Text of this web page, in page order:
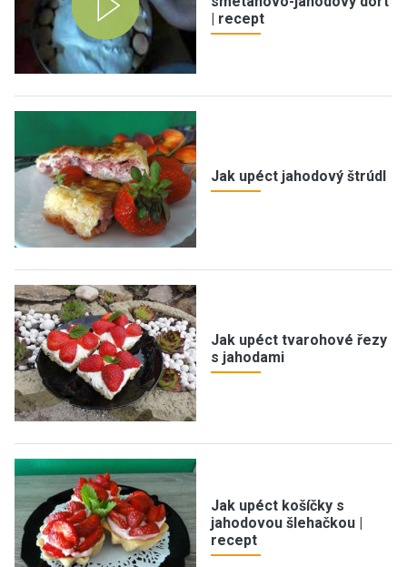
| recept
Jak upéct jahodový štrúdl
Jak upéct tvarohové řezy
s jahodami
Jak upéct košíčky s
jahodovou šlehačkou |
recept